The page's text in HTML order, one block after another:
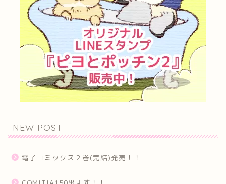
NEW POST
電子コミックス２巻(完結)発売！！